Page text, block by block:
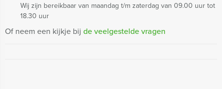
Wij zijn bereikbaar van maandag t/m zaterdag van 09.00 uur tot
18.30 uur
Of neem een kijkje bij de veelgestelde vragen